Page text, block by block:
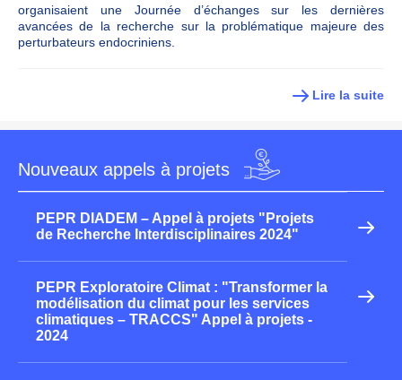
organisaient une Journée d’échanges sur les dernières
avancées de la recherche sur la problématique majeure des
perturbateurs endocriniens.
Lire la suite
Nouveaux appels à projets
PEPR DIADEM – Appel à projets "Projets
de Recherche Interdisciplinaires 2024"
PEPR Exploratoire Climat : "Transformer la
modélisation du climat pour les services
climatiques – TRACCS" Appel à projets -
2024